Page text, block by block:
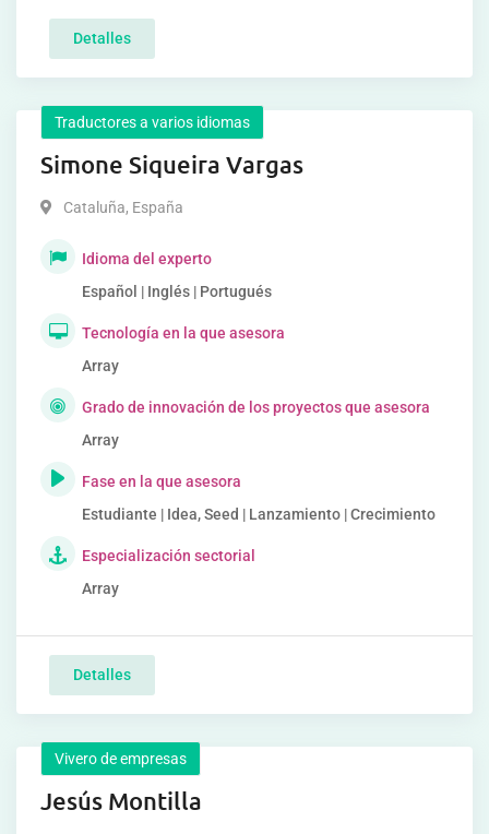
Detalles
Traductores a varios idiomas
Simone Siqueira Vargas
Cataluña, España
Idioma del experto
Español | Inglés | Portugués
Tecnología en la que asesora
Array
Grado de innovación de los proyectos que asesora
Array
Fase en la que asesora
Estudiante | Idea, Seed | Lanzamiento | Crecimiento
Especialización sectorial
Array
Detalles
Vivero de empresas
Jesús Montilla